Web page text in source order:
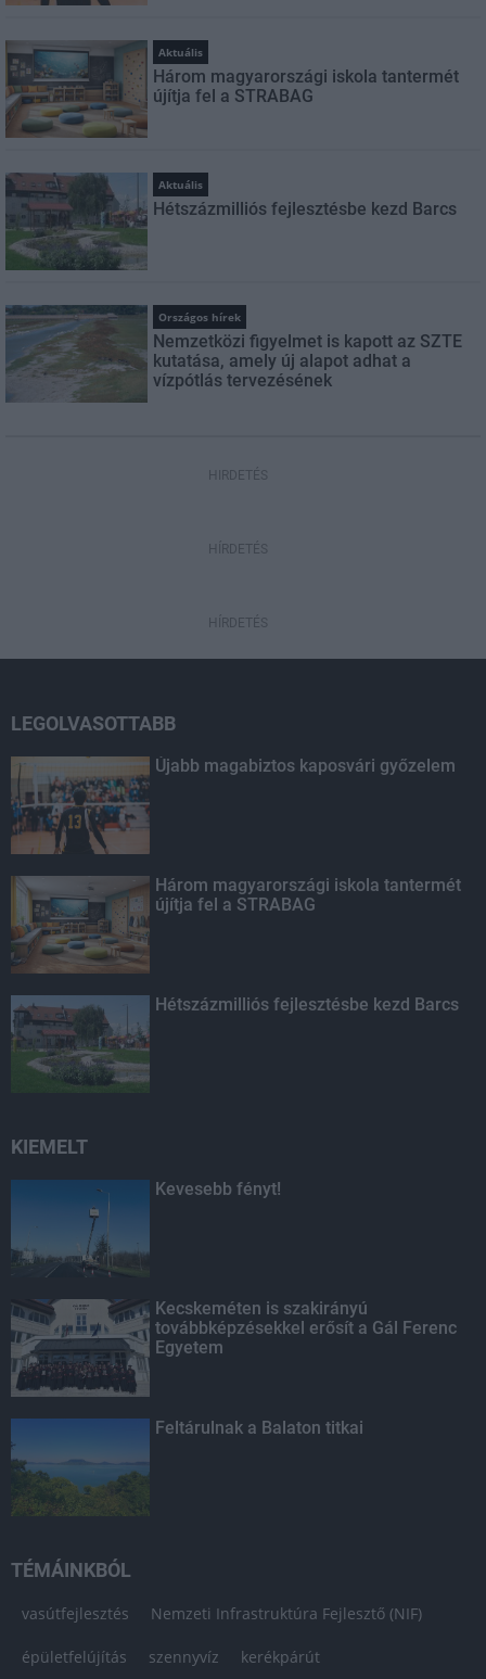
Aktuális
Három magyarországi iskola tantermét
újítja fel a STRABAG
Aktuális
Hétszázmilliós fejlesztésbe kezd Barcs
Országos hírek
Nemzetközi figyelmet is kapott az SZTE
kutatása, amely új alapot adhat a
vízpótlás tervezésének
HIRDETÉS
HÍRDETÉS
HÍRDETÉS
LEGOLVASOTTABB
Újabb magabiztos kaposvári győzelem
Három magyarországi iskola tantermét
újítja fel a STRABAG
Hétszázmilliós fejlesztésbe kezd Barcs
KIEMELT
Kevesebb fényt!
Kecskeméten is szakirányú
továbbképzésekkel erősít a Gál Ferenc
Egyetem
Feltárulnak a Balaton titkai
TÉMÁINKBÓL
vasútfejlesztés Nemzeti Infrastruktúra Fejlesztő (NIF)
épületfelújítás szennyvíz kerékpárút